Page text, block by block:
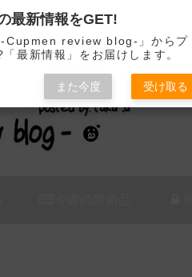
レンジするブログ
最新情報をGET!
-Cupmen review blog-」からプ
最新情報」をお届けします。
また今度 受け取る